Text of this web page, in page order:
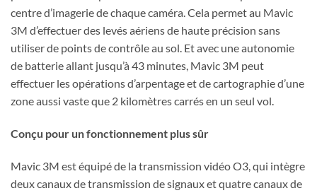
centre d’imagerie de chaque caméra. Cela permet au Mavic
3M d’effectuer des levés aériens de haute précision sans
utiliser de points de contrôle au sol. Et avec une autonomie
de batterie allant jusqu’à 43 minutes, Mavic 3M peut
effectuer les opérations d’arpentage et de cartographie d’une
zone aussi vaste que 2 kilomètres carrés en un seul vol.
Conçu pour un fonctionnement plus sûr
Mavic 3M est équipé de la transmission vidéo O3, qui intègre
deux canaux de transmission de signaux et quatre canaux de